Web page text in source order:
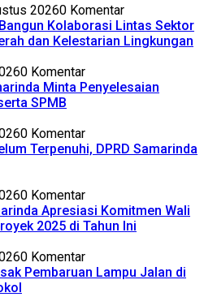
20260 Komentar
Kolaborasi Lintas Sektor
dan Kelestarian Lingkungan
0 Komentar
Minta Penyelesaian
SPMB
0 Komentar
Terpenuhi, DPRD Samarinda
0 Komentar
Apresiasi Komitmen Wali
2025 di Tahun Ini
0 Komentar
Pembaruan Lampu Jalan di